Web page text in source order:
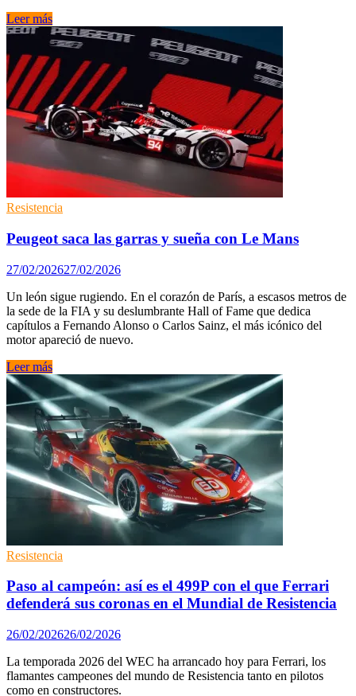
Así
es
arma
secreta
de
Dani
Juncadella
WEC:
con
de
rally
Leer más
Resistencia
Peugeot saca las garras y sueña con Le Mans
27/02/202627/02/2026
Un león sigue rugiendo. En el corazón de París, a escasos metros de
la sede de la FIA y su deslumbrante Hall of Fame que dedica
capítulos a Fernando Alonso o Carlos Sainz, el más icónico del
motor apareció de nuevo.
Peugeot
saca
garras
y
sueña
con
Le
Mans
Leer más
Resistencia
Paso al campeón: así es el 499P con el que Ferrari
defenderá sus coronas en el Mundial de Resistencia
26/02/202626/02/2026
La temporada 2026 del WEC ha arrancado hoy para Ferrari, los
flamantes campeones del mundo de Resistencia tanto en pilotos
como en constructores.